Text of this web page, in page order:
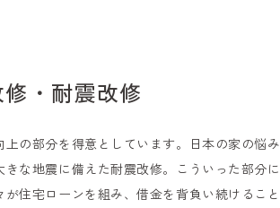
・耐震改修
の部分を得意としています。日本の家の悩み
な地震に備えた耐震改修。こういった部分に
住宅ローンを組み、借金を背負い続けること